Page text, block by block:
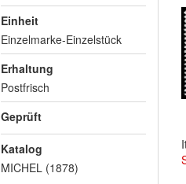
Einheit
Einzelmarke-Einzelstück
Erhaltung
Postfrisch
Geprüft
Katalog
MICHEL (1878)